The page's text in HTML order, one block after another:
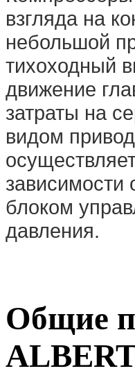
взгляда на
небольшой
тихоходный
движение
затраты на
видом
зависимости
блоком
давления.
Общие